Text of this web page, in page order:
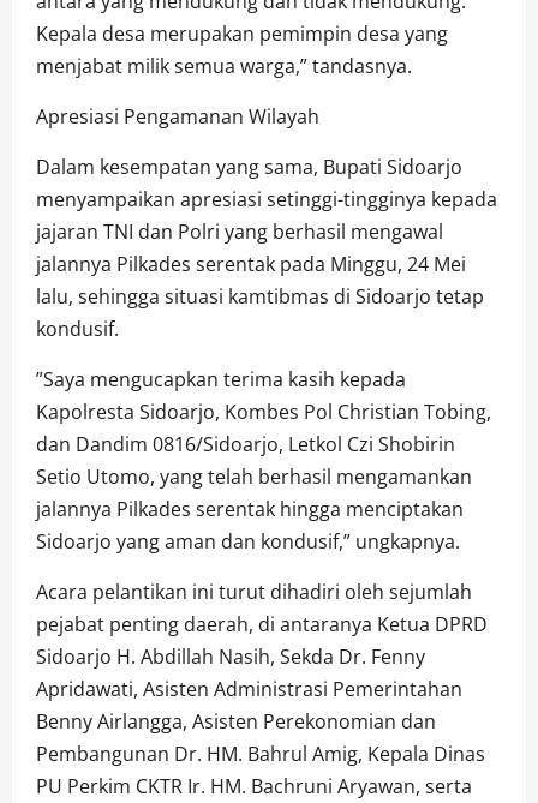
Kepala desa merupakan pemimpin desa yang
menjabat milik semua warga,” tandasnya.
​Apresiasi Pengamanan Wilayah
​Dalam kesempatan yang sama, Bupati Sidoarjo
menyampaikan apresiasi setinggi-tingginya kepada
jajaran TNI dan Polri yang berhasil mengawal
jalannya Pilkades serentak pada Minggu, 24 Mei
lalu, sehingga situasi kamtibmas di Sidoarjo tetap
kondusif.
​”Saya mengucapkan terima kasih kepada
Kapolresta Sidoarjo, Kombes Pol Christian Tobing,
dan Dandim 0816/Sidoarjo, Letkol Czi Shobirin
Setio Utomo, yang telah berhasil mengamankan
jalannya Pilkades serentak hingga menciptakan
Sidoarjo yang aman dan kondusif,” ungkapnya.
​Acara pelantikan ini turut dihadiri oleh sejumlah
pejabat penting daerah, di antaranya Ketua DPRD
Sidoarjo H. Abdillah Nasih, Sekda Dr. Fenny
Apridawati, Asisten Administrasi Pemerintahan
Benny Airlangga, Asisten Perekonomian dan
Pembangunan Dr. HM. Bahrul Amig, Kepala Dinas
PU Perkim CKTR Ir. HM. Bachruni Aryawan, serta